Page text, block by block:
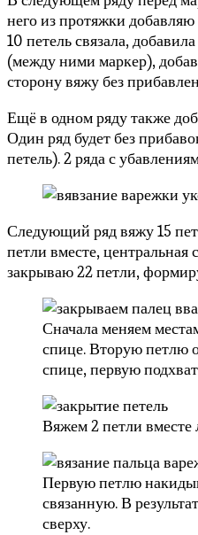
него из протяжки
10 петель связала,
(между ними маркер),
сторону вяжу без
Ещё в одном ряду также
Один ряд будет без
петель). 2 ряда с
Следующий ряд вяжу 15
петли вместе, центральная
закрываю 22 петли,
Сначала меняем
спице. Вторую петлю
спице, первую
Вяжем 2 петли вместе
Первую петлю
связанную. В
сверху.